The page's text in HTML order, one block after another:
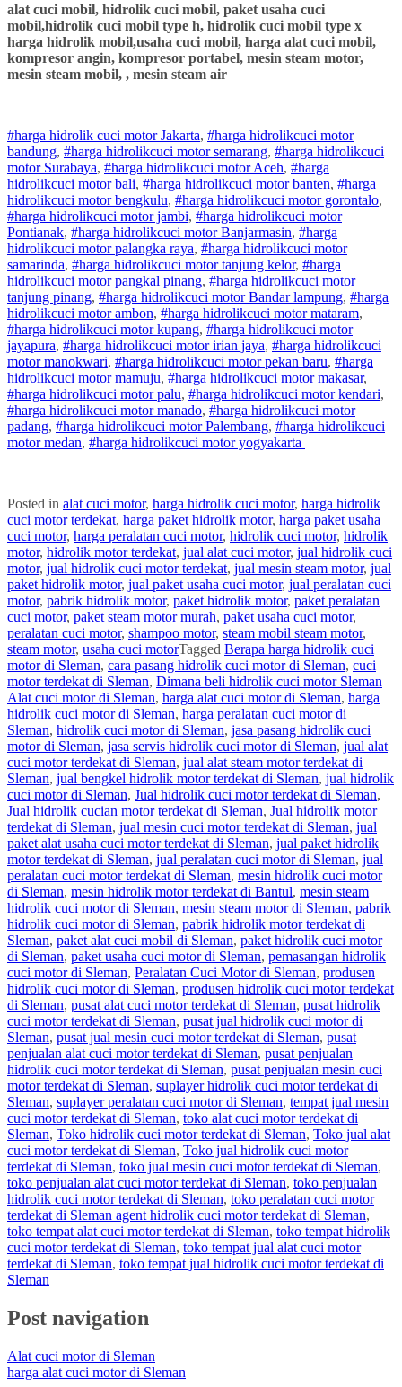
alat cuci mobil, hidrolik cuci mobil, paket usaha cuci
mobil,hidrolik cuci mobil type h, hidrolik cuci mobil type x
harga hidrolik mobil,usaha cuci mobil, harga alat cuci mobil,
kompresor angin, kompresor portabel, mesin steam motor,
mesin steam mobil, , mesin steam air
#harga hidrolik cuci motor Jakarta, #harga hidrolikcuci motor
bandung, #harga hidrolikcuci motorsemarang, #harga hidrolikcuci
motorSurabaya, #harga hidrolikcuci motorAceh, #harga
hidrolikcuci motorbali, #harga hidrolikcuci motorbanten, #harga
hidrolikcuci motorbengkulu, #harga hidrolikcuci motorgorontalo,
#harga hidrolikcuci motorjambi, #harga hidrolikcuci motor
Pontianak, #harga hidrolikcuci motorBanjarmasin, #harga
hidrolikcuci motorpalangka raya, #harga hidrolikcuci motor
samarinda, #harga hidrolikcuci motortanjung kelor, #harga
hidrolikcuci motorpangkal pinang, #harga hidrolikcuci motor
tanjung pinang, #harga hidrolikcuci motorBandar lampung, #harga
hidrolikcuci motorambon, #harga hidrolikcuci motormataram,
#harga hidrolikcuci motorkupang, #harga hidrolikcuci motor
jayapura, #harga hidrolikcuci motoririan jaya, #harga hidrolikcuci
motormanokwari, #harga hidrolikcuci motorpekan baru, #harga
hidrolikcuci motormamuju, #harga hidrolikcuci motormakasar,
#harga hidrolikcuci motorpalu, #harga hidrolikcuci motorkendari,
#harga hidrolikcuci motormanado, #harga hidrolikcuci motor
padang, #harga hidrolikcuci motorPalembang, #harga hidrolikcuci
motormedan, #harga hidrolikcuci motoryogyakarta
Posted in alat cuci motor, harga hidrolik cuci motor, harga hidrolik
cuci motor terdekat, harga paket hidrolik motor, harga paket usaha
cuci motor, harga peralatan cuci motor, hidrolik cuci motor, hidrolik
motor, hidrolik motor terdekat, jual alat cuci motor, jual hidrolik cuci
motor, jual hidrolik cuci motor terdekat, jual mesin steam motor, jual
paket hidrolik motor, jual paket usaha cuci motor, jual peralatan cuci
motor, pabrik hidrolik motor, paket hidrolik motor, paket peralatan
cuci motor, paket steam motor murah, paket usaha cuci motor,
peralatan cuci motor, shampoo motor, steam mobil steam motor,
steam motor, usaha cuci motorTagged Berapa harga hidrolik cuci
motor di Sleman, cara pasang hidrolik cuci motor di Sleman, cuci
motor terdekat di Sleman, Dimana beli hidrolik cuci motor Sleman
Alat cuci motor di Sleman, harga alat cuci motor di Sleman, harga
hidrolik cuci motor di Sleman, harga peralatan cuci motor di
Sleman, hidrolik cuci motor di Sleman, jasa pasang hidrolik cuci
motor di Sleman, jasa servis hidrolik cuci motor di Sleman, jual alat
cuci motor terdekat di Sleman, jual alat steam motor terdekat di
Sleman, jual bengkel hidrolik motor terdekat di Sleman, jual hidrolik
cuci motor di Sleman, Jual hidrolik cuci motor terdekat di Sleman,
Jual hidrolik cucian motor terdekat di Sleman, Jual hidrolik motor
terdekat di Sleman, jual mesin cuci motor terdekat di Sleman, jual
paket alat usaha cuci motor terdekat di Sleman, jual paket hidrolik
motor terdekat di Sleman, jual peralatan cuci motor di Sleman, jual
peralatan cuci motor terdekat di Sleman, mesin hidrolik cuci motor
di Sleman, mesin hidrolik motor terdekat di Bantul, mesin steam
hidrolik cuci motor di Sleman, mesin steam motor di Sleman, pabrik
hidrolik cuci motor di Sleman, pabrik hidrolik motor terdekat di
Sleman, paket alat cuci mobil di Sleman, paket hidrolik cuci motor
di Sleman, paket usaha cuci motor di Sleman, pemasangan hidrolik
cuci motor di Sleman, Peralatan Cuci Motor di Sleman, produsen
hidrolik cuci motor di Sleman, produsen hidrolik cuci motor terdekat
di Sleman, pusat alat cuci motor terdekat di Sleman, pusat hidrolik
cuci motor terdekat di Sleman, pusat jual hidrolik cuci motor di
Sleman, pusat jual mesin cuci motor terdekat di Sleman, pusat
penjualan alat cuci motor terdekat di Sleman, pusat penjualan
hidrolik cuci motor terdekat di Sleman, pusat penjualan mesin cuci
motor terdekat di Sleman, suplayer hidrolik cuci motor terdekat di
Sleman, suplayer peralatan cuci motor di Sleman, tempat jual mesin
cuci motor terdekat di Sleman, toko alat cuci motor terdekat di
Sleman, Toko hidrolik cuci motor terdekat di Sleman, Toko jual alat
cuci motor terdekat di Sleman, Toko jual hidrolik cuci motor
terdekat di Sleman, toko jual mesin cuci motor terdekat di Sleman,
toko penjualan alat cuci motor terdekat di Sleman, toko penjualan
hidrolik cuci motor terdekat di Sleman, toko peralatan cuci motor
terdekat di Sleman agent hidrolik cuci motor terdekat di Sleman,
toko tempat alat cuci motor terdekat di Sleman, toko tempat hidrolik
cuci motor terdekat di Sleman, toko tempat jual alat cuci motor
terdekat di Sleman, toko tempat jual hidrolik cuci motor terdekat di
Sleman
Post navigation
Alat cuci motor di Sleman
harga alat cuci motor di Sleman